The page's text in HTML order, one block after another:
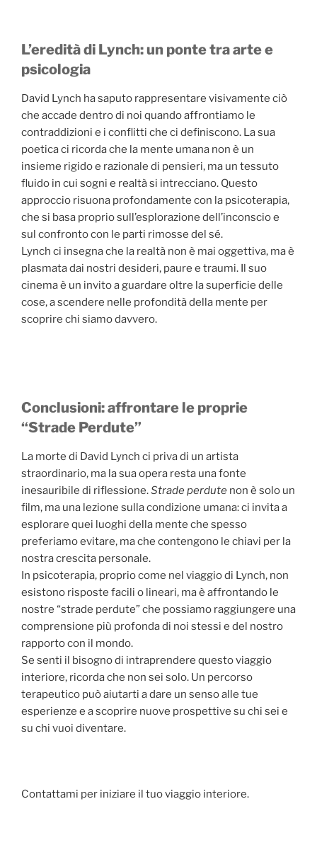
L’eredità di Lynch: un ponte tra arte e
psicologia
David Lynch ha saputo rappresentare visivamente ciò
che accade dentro di noi quando affrontiamo le
contraddizioni e i conflitti che ci definiscono. La sua
poetica ci ricorda che la mente umana non è un
insieme rigido e razionale di pensieri, ma un tessuto
fluido in cui sogni e realtà si intrecciano. Questo
approccio risuona profondamente con la psicoterapia,
che si basa proprio sull’esplorazione dell’inconscio e
sul confronto con le parti rimosse del sé.
Lynch ci insegna che la realtà non è mai oggettiva, ma è
plasmata dai nostri desideri, paure e traumi. Il suo
cinema è un invito a guardare oltre la superficie delle
cose, a scendere nelle profondità della mente per
scoprire chi siamo davvero.
Conclusioni: affrontare le proprie
“Strade Perdute”
La morte di David Lynch ci priva di un artista
straordinario, ma la sua opera resta una fonte
inesauribile di riflessione.Strade perdute non è solo un
film, ma una lezione sulla condizione umana: ci invita a
esplorare quei luoghi della mente che spesso
preferiamo evitare, ma che contengono le chiavi per la
nostra crescita personale.
In psicoterapia, proprio come nel viaggio di Lynch, non
esistono risposte facili o lineari, ma è affrontando le
nostre “strade perdute” che possiamo raggiungere una
comprensione più profonda di noi stessi e del nostro
rapporto con il mondo.
Se senti il bisogno di intraprendere questo viaggio
interiore, ricorda che non sei solo. Un percorso
terapeutico può aiutarti a dare un senso alle tue
esperienze e a scoprire nuove prospettive su chi sei e
su chi vuoi diventare.
Contattami per iniziare il tuo viaggio interiore.